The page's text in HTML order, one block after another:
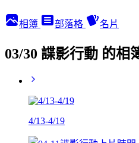
相簿 部落格 名片
03/30 諜影行動 的相
4/13-4/19